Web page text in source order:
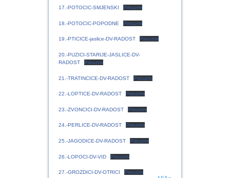
17.-POTOCIC-SMJENSKI Preuzmi
18.-POTOCIC-POPODNE Preuzmi
19.-PTICICE-jaslice-DV-RADOST Preuzmi
20.-PUZICI-STARIJE-JASLICE-DV-
RADOST
Preuzmi
21.-TRATINCICE-DV-RADOST Preuzmi
22.-LOPTICE-DV-RADOST Preuzmi
23.-ZVONCICI-DV-RADOST Preuzmi
24.-PERLICE-DV-RADOST Preuzmi
25.-JAGODICE-DV-RADOST Preuzmi
26.-LOPOCI-DV-VID Preuzmi
27.-GROZDICI-DV-OTRICI Preuzmi